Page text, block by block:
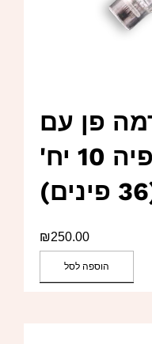
פן עם
קפיץ-מזותרפיה 10 יח'
₪250.00
הוספה לסל